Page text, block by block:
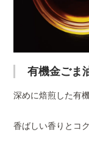
有機金ごま
深めに焙煎した有
香ばしい香りとコ